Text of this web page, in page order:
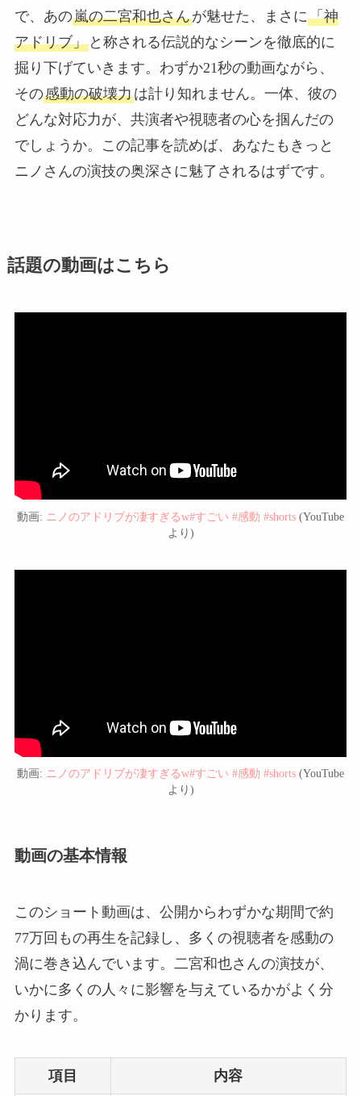
で、あの嵐の二宮和也さんが魅せた、まさに「神
アドリブ」と称される伝説的なシーンを徹底的に
掘り下げていきます。わずか21秒の動画ながら、
その感動の破壊力は計り知れません。一体、彼の
どんな対応力が、共演者や視聴者の心を掴んだの
でしょうか。この記事を読めば、あなたもきっと
ニノさんの演技の奥深さに魅了されるはずです。
話題の動画はこちら
動画: ニノのアドリブが凄すぎるw#すごい #感動 #shorts (YouTube
より)
動画: ニノのアドリブが凄すぎるw#すごい #感動 #shorts (YouTube
より)
動画の基本情報
このショート動画は、公開からわずかな期間で約
77万回もの再生を記録し、多くの視聴者を感動の
渦に巻き込んでいます。二宮和也さんの演技が、
いかに多くの人々に影響を与えているかがよく分
かります。
項目 内容